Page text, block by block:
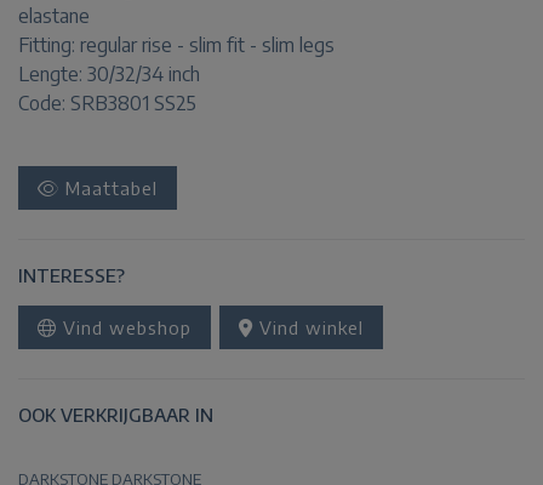
elastane
Fitting: regular rise - slim fit - slim legs
Lengte: 30/32/34 inch
Code: SRB3801 SS25
Maattabel
INTERESSE?
Vind webshop Vind winkel
OOK VERKRIJGBAAR IN
DARKSTONE DARKSTONE